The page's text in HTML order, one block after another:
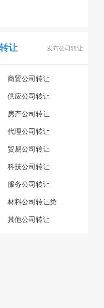
让 发布公司转让
商贸公司转让
供应公司转让
房产公司转让
代理公司转让
贸易公司转让
科技公司转让
服务公司转让
材料公司转让类
其他公司转让